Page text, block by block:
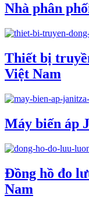
Nhà phân
Thiết bị
Việt Nam
Máy biến áp
Đồng hồ đo
Nam